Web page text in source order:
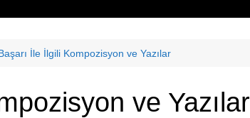
İle İlgili Kompozisyon ve Yazılar
ve Yazılar